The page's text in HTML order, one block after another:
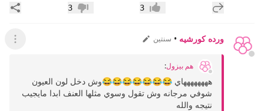
إضافة رد جديد إعجاب3 عدم إعجاب
3
ورده كورشيه • سنتين عرض
هم بيزول:
ههههههههاي 😂😂😂😂😂😂😂وش دخل لون العيون
شوفي مرجانه وش تقول وسوي مثلها العنف ابدا مايجيب
نتيجه والله